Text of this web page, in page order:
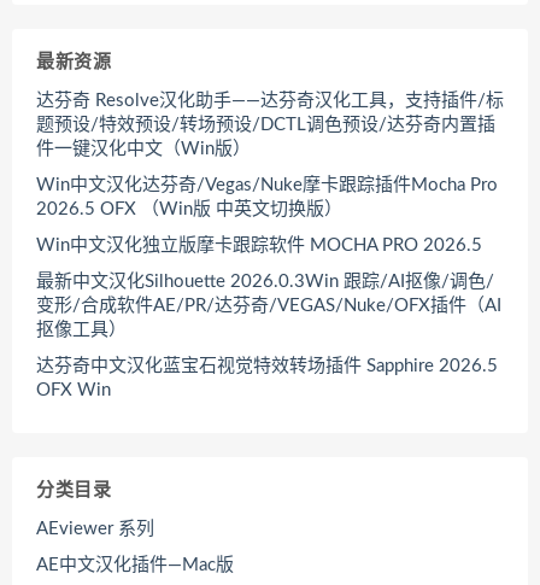
最新资源
达芬奇 Resolve汉化助手——达芬奇汉化工具，支持插件/标
题预设/特效预设/转场预设/DCTL调色预设/达芬奇内置插
件一键汉化中文（Win版）
Win中文汉化达芬奇/Vegas/Nuke摩卡跟踪插件Mocha Pro
2026.5 OFX （Win版 中英文切换版）
Win中文汉化独立版摩卡跟踪软件 MOCHA PRO 2026.5
最新中文汉化Silhouette 2026.0.3Win 跟踪/AI抠像/调色/
变形/合成软件AE/PR/达芬奇/VEGAS/Nuke/OFX插件（AI
抠像工具）
达芬奇中文汉化蓝宝石视觉特效转场插件 Sapphire 2026.5
OFX Win
分类目录
AEviewer 系列
AE中文汉化插件—Mac版